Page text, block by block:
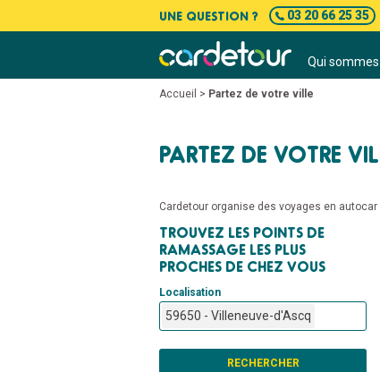
UNE QUESTION ? 03 20 66 25 35
Qui
Accueil > Partez de votre ville
PARTEZ DE VOTRE
Cardetour organise des voyages en
TROUVEZ LES POINTS DE
RAMASSAGE LES PLUS
PROCHES DE CHEZ VOUS
Localisation
59650 - Villeneuve-d'Ascq